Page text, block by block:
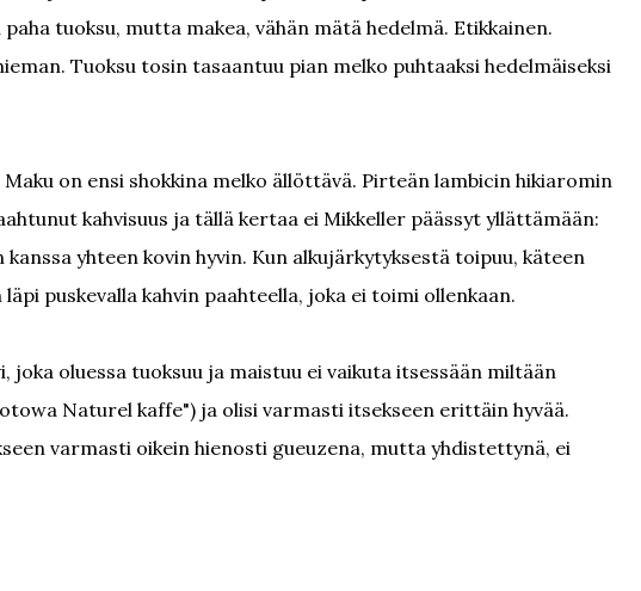
tuoksu, mutta makea, vähän mätä hedelmä. Etikkainen.
Tuoksu tosin tasaantuu pian melko puhtaaksi hedelmäiseksi
on ensi shokkina melko ällöttävä. Pirteän lambicin hikiaromin
kahvisuus ja tällä kertaa ei Mikkeller päässyt yllättämään:
yhteen kovin hyvin. Kun alkujärkytyksestä toipuu, käteen
puskevalla kahvin paahteella, joka ei toimi ollenkaan.
joka oluessa tuoksuu ja maistuu ei vaikuta itsessään miltään
Naturel kaffe") ja olisi varmasti itsekseen erittäin hyvää.
varmasti oikein hienosti gueuzena, mutta yhdistettynä, ei